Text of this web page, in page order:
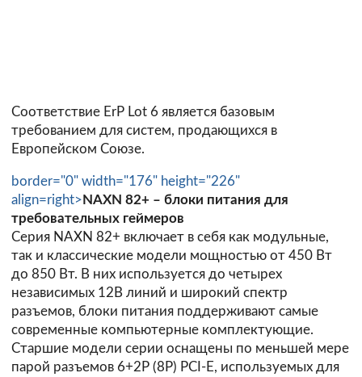
Соответствие ErP Lot 6 является базовым
требованием для систем, продающихся в
Европейском Союзе.
border="0" width="176" height="226"
align=right> NAXN 82+ – блоки питания для
требовательныx геймеров
Серия NAXN 82+ включает в себя как модульные,
так и классические модели мощностью от 450 Вт
до 850 Вт. В них используется до четырех
независимых 12В линий и широкий спектр
разъемов, блоки питания поддерживают самые
современные компьютерные комплектующие.
Старшие модели серии оснащены по меньшей мере
парой разъемов 6+2P (8P) PCI-E, используемых для